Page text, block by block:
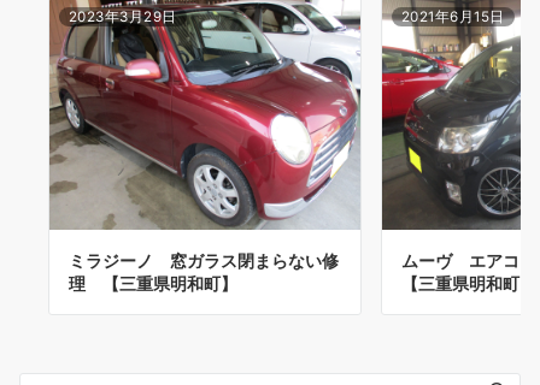
2023年3月29日
ミラジーノ 窓ガラス閉まらない修
理 【三重県明和町】
2021年6月15日
ムーヴ エアコ
【三重県明和町】